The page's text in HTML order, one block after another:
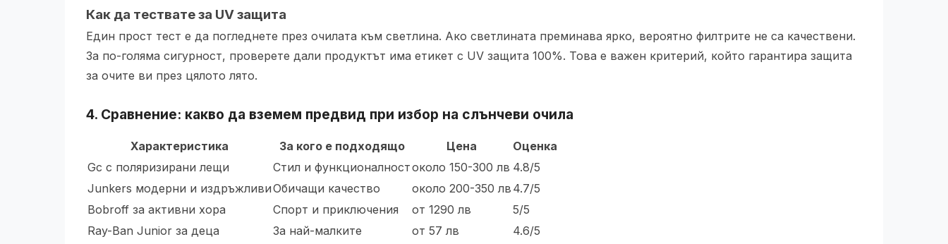
Как да тествате за UV защита
Един прост тест е да погледнете през очилата към светлина. Ако светлината преминава ярко, вероятно филтрите не са качествени.
За по-голяма сигурност, проверете дали продуктът има етикет с UV защита 100%. Това е важен критерий, който гарантира защита
за очите ви през цялото лято.
4. Сравнение: какво да вземем предвид при избор на слънчеви очила
Характеристика За кого е подходящо Цена
Оценка
Gc с поляризирани лещи
Стил и функционалностоколо 150-300 лв 4.8/5
Junkers модерни и издръжливиОбичащи качество около 200-350 лв 4.7/5
Bobroff за активни хора
Спорт и приключения от 1290 лв
5/5
Ray-Ban Junior за деца
За най-малките от 57 лв
4.6/5